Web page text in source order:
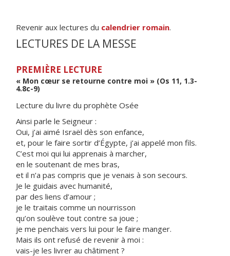
Revenir aux lectures du calendrier romain.
LECTURES DE LA MESSE
PREMIÈRE LECTURE
« Mon cœur se retourne contre moi » (Os 11, 1.3-
4.8c-9)
Lecture du livre du prophète Osée
Ainsi parle le Seigneur :
Oui, j’ai aimé Israël dès son enfance,
et, pour le faire sortir d’Égypte, j’ai appelé mon fils.
C’est moi qui lui apprenais à marcher,
en le soutenant de mes bras,
et il n’a pas compris que je venais à son secours.
Je le guidais avec humanité,
par des liens d’amour ;
je le traitais comme un nourrisson
qu’on soulève tout contre sa joue ;
je me penchais vers lui pour le faire manger.
Mais ils ont refusé de revenir à moi :
vais-je les livrer au châtiment ?